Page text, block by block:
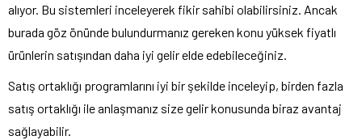
alıyor. Bu sistemleri inceleyerek fikir sahibi olabilirsiniz. Ancak
burada göz önünde bulundurmanız gereken konu yüksek fiyatlı
ürünlerin satışından daha iyi gelir elde edebileceğiniz.
Satış ortaklığı programlarını iyi bir şekilde inceleyip, birden fazla
satış ortaklığı ile anlaşmanız size gelir konusunda biraz avantaj
sağlayabilir.